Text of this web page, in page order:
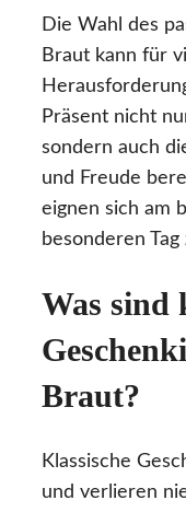
Die Wahl des
Braut kann für
Präsent nicht
sondern auch
und Freude
eignen sich am
besonderen
Was sind
Braut?
Klassische
und verlieren